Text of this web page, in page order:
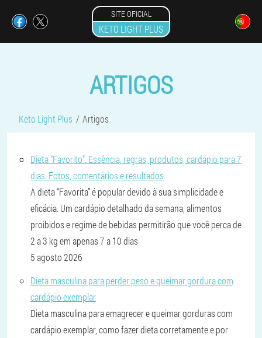
SITE OFICIAL
KETO LIGHT PLUS
ARTIGOS
Keto Light Plus Artigos
Dieta "Favorito". Essência, regras, produtos, cardápio para 7
dias. Fotos, comentários e resultados
A dieta “Favorita” é popular devido à sua simplicidade e
eficácia. Um cardápio detalhado da semana, alimentos
proibidos e regime de bebidas permitirão que você perca de
2 a 3 kg em apenas 7 a 10 dias
5 agosto 2026
Dieta masculina para perder peso e queimar gordura com
cardápio exemplar
Dieta masculina para emagrecer e queimar gorduras com
cardápio exemplar, como fazer dieta corretamente e por